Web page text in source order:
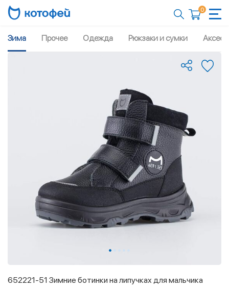
0
Зима Прочее Одежда Рюкзаки и сумки
652221-51 Зимние ботинки на липучках для мальчика